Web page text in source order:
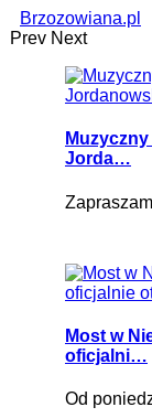
Brzozowiana.pl
Jorda…
Most w
oficjalni…
Od
Prev Next